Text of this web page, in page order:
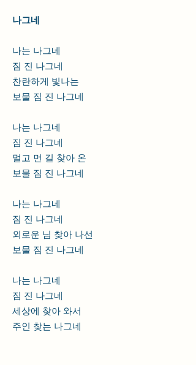
나그네
나는 나그네
짐 진 나그네
찬란하게 빛나는
보물 짐 진 나그네
나는 나그네
짐 진 나그네
멀고 먼 길 찾아 온
보물 짐 진 나그네
나는 나그네
짐 진 나그네
외로운 님 찾아 나선
보물 짐 진 나그네
나는 나그네
짐 진 나그네
세상에 찾아 와서
주인 찾는 나그네